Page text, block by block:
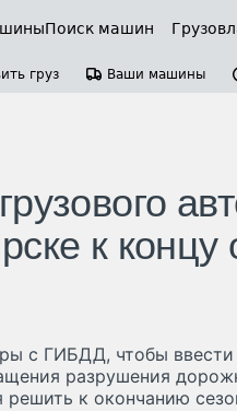
Поиск машин
груз Ваши машины
к концу
с ГИБДД, чтобы ввести
разрушения
к окончанию